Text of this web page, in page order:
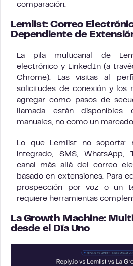
comparación.
Lemlist: Correo
Dependiente de
La pila multicanal de
electrónico y LinkedIn (a
Chrome). Las visitas al
solicitudes de conexión y los
agregar como pasos de
llamada están disponibles
manuales, no como un
Lo que Lemlist no soporta:
integrado, SMS, WhatsApp,
canal más allá del correo
basado en extensiones. Para
prospección por voz o un
requiere herramientas
La Growth Machine:
desde el Día Uno